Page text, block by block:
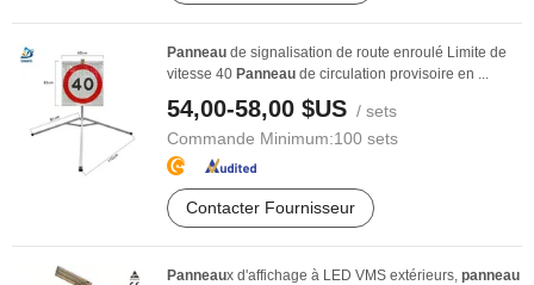
Panneau de signalisation de route enroulé Limite de
vitesse 40 Panneau de circulation provisoire en ...
54,00-58,00 $US / sets
Commande Minimum:100 sets
Contacter Fournisseur
Panneaux d'affichage à LED VMS extérieurs, panneau